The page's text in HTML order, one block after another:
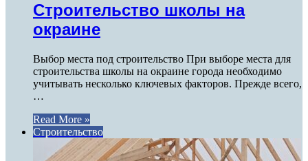
Строительство школы на
окраине
Выбор места под строительство При выборе места для
строительства школы на окраине города необходимо
учитывать несколько ключевых факторов. Прежде всего,
…
Read More »
Строительство